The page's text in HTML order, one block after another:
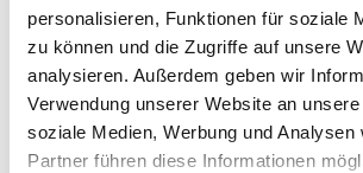
personalisieren, Funktionen für soziale
zu können und die Zugriffe auf unsere
analysieren. Außerdem geben wir
Verwendung unserer Website an
soziale Medien, Werbung und Analysen
Partner führen diese Informationen
SPEISEKARTE
Möchten Sie sich einen
kulinarisches Angebot im Burg-